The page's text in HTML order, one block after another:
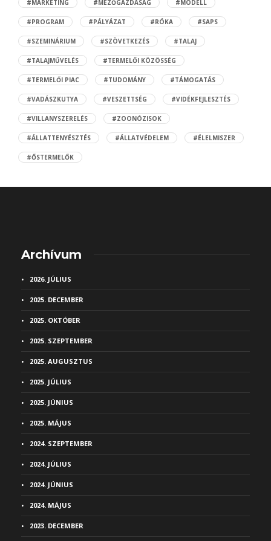
#MARKETING #MEZŐGAZDASÁG #MODELL
#PROGRAM #PÁLYÁZAT #RÓKA #SAPS
#SZEMINÁRIUM #SZÖVETKEZÉS #TALAJ
#TALAJMŰVELÉS #TERMELŐI KÖZÖSSÉG
#TERMELŐI PIAC #TUDOMÁNY #TÁMOGATÁS
#VADÁSZKUTYA #VESZETTSÉG #VIDÉKFEJLESZTÉS
#VILLANYSZERELÉS #ZOONÓZISOK
#ÁLLATTENYÉSZTÉS #ÁLLATVÉDELEM #ÉLELMISZER
#ŐSTERMELŐK
Archívum
2026. JÚLIUS
2025. DECEMBER
2025. OKTÓBER
2025. SZEPTEMBER
2025. AUGUSZTUS
2025. JÚLIUS
2025. JÚNIUS
2025. MÁJUS
2024. SZEPTEMBER
2024. JÚLIUS
2024. JÚNIUS
2024. MÁJUS
2023. DECEMBER